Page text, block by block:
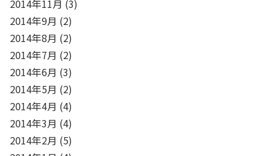
2014年11月 (3)
2014年9月 (2)
2014年8月 (2)
2014年7月 (2)
2014年6月 (3)
2014年5月 (2)
2014年4月 (4)
2014年3月 (4)
2014年2月 (5)